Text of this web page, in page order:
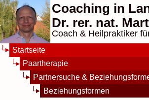
Coaching in
Dr. rer. nat.
Coach & Heilpraktiker
Startseite
Paartherapie
Partnersuche &
Beziehungsformen